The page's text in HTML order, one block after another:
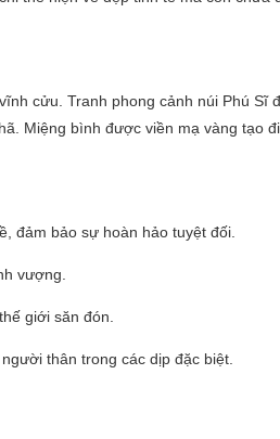
cửu. Tranh phong cảnh núi Phú Sĩ
Miệng bình được viền mạ vàng tạo
đảm bảo sự hoàn hảo tuyệt đối.
vượng.
giới săn đón.
thân trong các dịp đặc biệt.